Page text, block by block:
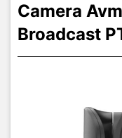
Camera
Broadcast